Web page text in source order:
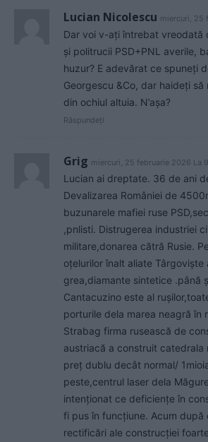
Lucian Nicolescu miercuri, 25
Dar voi v-ați întrebat vreodată
și politrucii PSD+PNL averile,
huzur? E adevărat ce spuneți
Georgescu &Co, dar haideți
din ochiul altuia. N’așa?
Răspundeți
Grig miercuri, 25 februarie 2026 La
Lucian ai dreptate. 36 de ani
Devalizarea României de
buzunarele mafiei ruse
,pnlisti. Distrugerea industriei
militare,donarea cătră Rusie.
oțelurilor înalt aliate Târgoviște
grea,diamante sintetice .până
Cantacuzino este al
porturile dela marea neagră în
Strabag firma rusească de
austriacă a construit catedrala
preț dublu decât normal/
peste,centrul laser dela
intenționat ce deficiențe în
fi pus în funcțiune. Acum după
rectificări ale construcției